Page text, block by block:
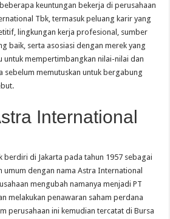
keuntungan bekerja di perusahaan
Tbk, termasuk peluang karir yang
lingkungan kerja profesional, sumber
baik, serta asosiasi dengan merek yang
untuk mempertimbangkan nilai-nilai dan
memutuskan untuk bergabung
International
berdiri di Jakarta pada tahun 1957 sebagai
dengan nama Astra International
mengubah namanya menjadi PT
melakukan penawaran saham perdana
perusahaan ini kemudian tercatat di Bursa